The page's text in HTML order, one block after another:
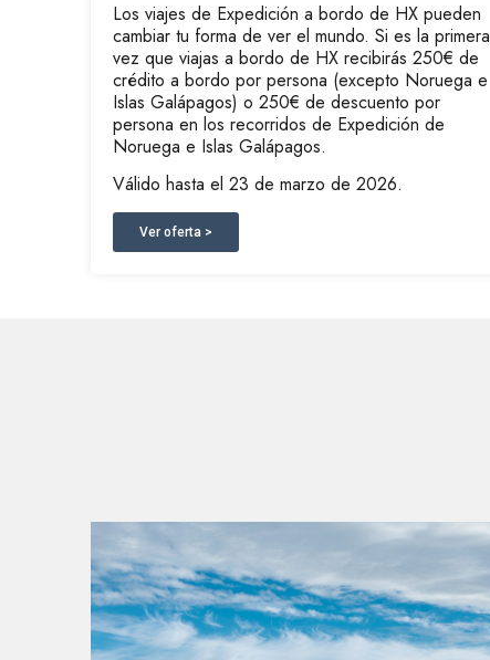
Los viajes de Expedición a bordo de HX pueden
cambiar tu forma de ver el mundo. Si es la primera
vez que viajas a bordo de HX recibirás 250€ de
crédito a bordo por persona (excepto Noruega e
Islas Galápagos) o 250€ de descuento por
persona en los recorridos de Expedición de
Noruega e Islas Galápagos.
Válido hasta el 23 de marzo de 2026.
Ver oferta >